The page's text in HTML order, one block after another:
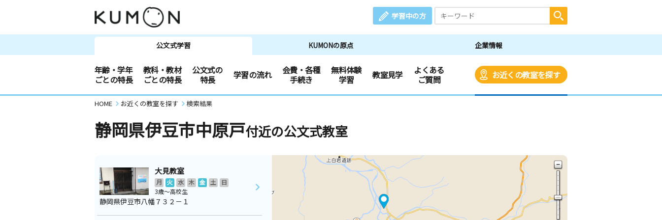
学習中の方
公文式学習 KUMONの原点 企業情報
年齢・学年
ごとの特長
教科・教材
ごとの特長
公文式の
特長
学習の流れ
会費・各種
手続き
無料体験
学習
教室見学
よくある
ご質問
お近くの教室を探す
HOME お近くの教室を探す 検索結果
静岡県伊豆市中原戸付近の公文式教室
大見教室
月 火 水 木 金 土
日
3歳～高校生
静岡県伊豆市八幡７３２－１